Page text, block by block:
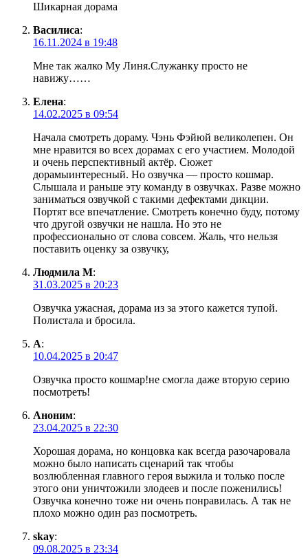
Шикарная дорама
Василиса:
16.11.2024 в 19:48
Мне так жалко Му Линя.Служанку просто не
навижу……
Елена:
14.02.2025 в 09:54
Начала смотреть дораму. Чэнь Фэйюй великолепен. Он
мне нравится во всех дорамах с его участием. Молодой
и очень перспективный актёр. Сюжет
дорамыинтересный. Но озвучка — просто кошмар.
Слышала и раньше эту команду в озвучках. Разве можно
заниматься озвучкой с такими дефектами дикции.
Портят все впечатление. Смотреть конечно буду, потому
что другой озвучки не нашла. Но это не
профессионально от слова совсем. Жаль, что нельзя
поставить оценку за озвучку,
Людмила М:
31.03.2025 в 20:23
Озвучка ужасная, дорама из за этого кажется тупой.
Полистала и бросила.
А:
10.04.2025 в 20:47
Озвучка просто кошмар!не смогла даже вторую серию
посмотреть!
Аноним:
23.04.2025 в 22:30
Хорошая дорама, но концовка как всегда разочаровала
можно было написать сценарий так чтобы
возлюбленная главного героя выжила и только после
этого они уничтожили злодеев и после поженились!
Озвучка конечно тоже ни очень понравилась. А так не
плохо можно один раз посмотреть.
skay:
09.08.2025 в 23:34